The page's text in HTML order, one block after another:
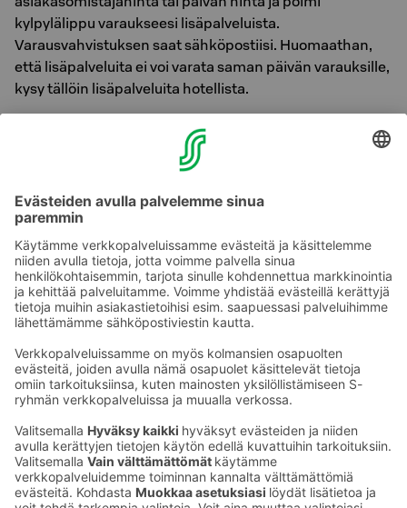
kylpylälippu varaukseesi lisäpalveluista.
Varausvahvistuksen saat sähköpostiisi. Huomaathan,
että lisäpalveluita ei voi varata saman päivän varauksille,
kysy tällöin lisäpalveluita hotellista.
Hotellin vastaanotosta 020 780 88 00 tai
myyntipalvelusta, puh. 020 780 88 50
vaakuna.vaasa@sokoshotels.fi
Puhelun hinta >>
Hinta on vapaa-ajan alkaen-hinta, hinta vaihtelee
päivän mukaan.
Ota yhteyttä
Hotellien yhteystiedot
Asiakaspalvelun yhteystiedot›
Palaute
Anna palautetta
Sokos Hotels uutiskirje
Tilaa uutiskirje
Saat Sokos Hotellien uusimmat
edut ja uutiset sähköpostiisi
kuukausittain.
Palkinnot ja sertifikaatit
Sokos Hotels somessa
Sokos HotelsSokos Hotels
SokosSokos